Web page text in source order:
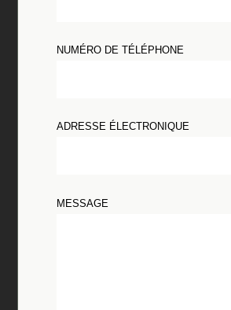
NUMÉRO DE TÉLÉPHONE
ADRESSE ÉLECTRONIQUE
MESSAGE